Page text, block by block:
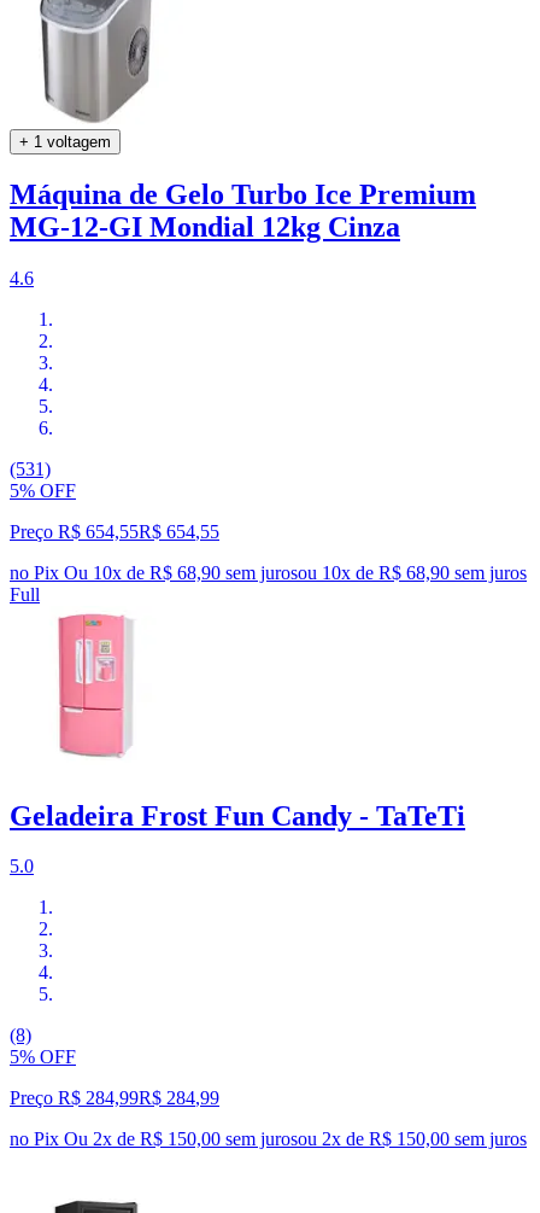
+ 1 voltagem
Máquina de Gelo Turbo Ice Premium
MG-12-GI Mondial 12kg Cinza
4.6
(531)
5% OFF
Preço R$ 654,55R$ 654,55
no Pix Ou 10x de R$ 68,90 sem jurosou 10x de R$ 68,90 sem juros
Full
Geladeira Frost Fun Candy - TaTeTi
5.0
(8)
5% OFF
Preço R$ 284,99R$ 284,99
no Pix Ou 2x de R$ 150,00 sem jurosou 2x de R$ 150,00 sem juros